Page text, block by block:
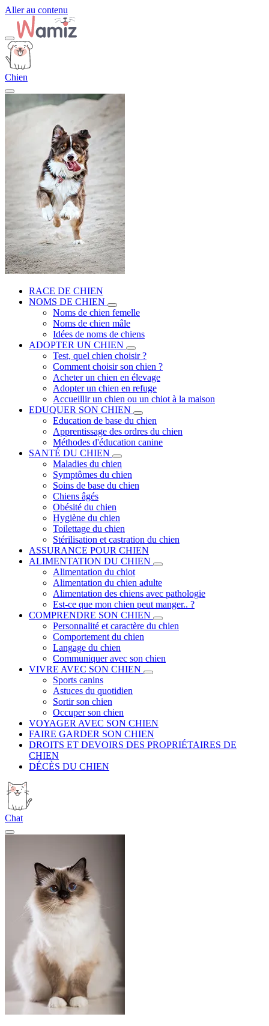
Aller au contenu
Chien
RACE DE CHIEN
NOMS DE CHIEN
Noms de chien femelle
Noms de chien mâle
Idées de noms de chiens
ADOPTER UN CHIEN
Test, quel chien choisir ?
Comment choisir son chien ?
Acheter un chien en élevage
Adopter un chien en refuge
Accueillir un chien ou un chiot à la maison
EDUQUER SON CHIEN
Education de base du chien
Apprentissage des ordres du chien
Méthodes d'éducation canine
SANTÉ DU CHIEN
Maladies du chien
Symptômes du chien
Soins de base du chien
Chiens âgés
Obésité du chien
Hygiène du chien
Toilettage du chien
Stérilisation et castration du chien
ASSURANCE POUR CHIEN
ALIMENTATION DU CHIEN
Alimentation du chiot
Alimentation du chien adulte
Alimentation des chiens avec pathologie
Est-ce que mon chien peut manger.. ?
COMPRENDRE SON CHIEN
Personnalité et caractère du chien
Comportement du chien
Langage du chien
Communiquer avec son chien
VIVRE AVEC SON CHIEN
Sports canins
Astuces du quotidien
Sortir son chien
Occuper son chien
VOYAGER AVEC SON CHIEN
FAIRE GARDER SON CHIEN
DROITS ET DEVOIRS DES PROPRIÉTAIRES DE
CHIEN
DÉCÈS DU CHIEN
Chat